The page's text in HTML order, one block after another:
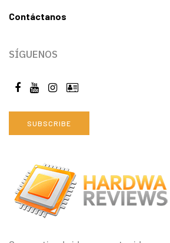
Contáctanos
SÍGUENOS
SUBSCRIBE